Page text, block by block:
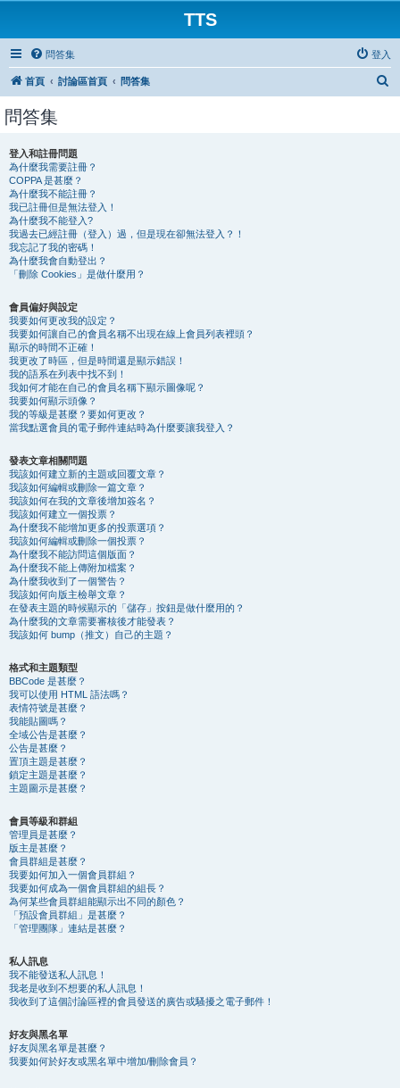
TTS
問答集 登入
首頁 討論區首頁 問答集
問答集
登入和註冊問題
為什麼我需要註冊？
COPPA 是甚麼？
為什麼我不能註冊？
我已註冊但是無法登入！
為什麼我不能登入?
我過去已經註冊（登入）過，但是現在卻無法登入？！
我忘記了我的密碼！
為什麼我會自動登出？
「刪除 Cookies」是做什麼用？
會員偏好與設定
我要如何更改我的設定？
我要如何讓自己的會員名稱不出現在線上會員列表裡頭？
顯示的時間不正確！
我更改了時區，但是時間還是顯示錯誤！
我的語系在列表中找不到！
我如何才能在自己的會員名稱下顯示圖像呢？
我要如何顯示頭像？
我的等級是甚麼？要如何更改？
當我點選會員的電子郵件連結時為什麼要讓我登入？
發表文章相關問題
我該如何建立新的主題或回覆文章？
我該如何編輯或刪除一篇文章？
我該如何在我的文章後增加簽名？
我該如何建立一個投票？
為什麼我不能增加更多的投票選項？
我該如何編輯或刪除一個投票？
為什麼我不能訪問這個版面？
為什麼我不能上傳附加檔案？
為什麼我收到了一個警告？
我該如何向版主檢舉文章？
在發表主題的時候顯示的「儲存」按鈕是做什麼用的？
為什麼我的文章需要審核後才能發表？
我該如何 bump（推文）自己的主題？
格式和主題類型
BBCode 是甚麼？
我可以使用 HTML 語法嗎？
表情符號是甚麼？
我能貼圖嗎？
全域公告是甚麼？
公告是甚麼？
置頂主題是甚麼？
鎖定主題是甚麼？
主題圖示是甚麼？
會員等級和群組
管理員是甚麼？
版主是甚麼？
會員群組是甚麼？
我要如何加入一個會員群組？
我要如何成為一個會員群組的組長？
為何某些會員群組能顯示出不同的顏色？
「預設會員群組」是甚麼？
「管理團隊」連結是甚麼？
私人訊息
我不能發送私人訊息！
我老是收到不想要的私人訊息！
我收到了這個討論區裡的會員發送的廣告或騷擾之電子郵件！
好友與黑名單
好友與黑名單是甚麼？
我要如何於好友或黑名單中增加/刪除會員？